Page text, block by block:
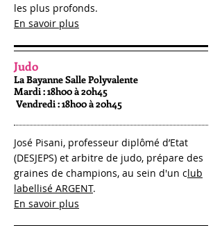
les plus profonds.
En savoir plus
Judo
La Bayanne Salle Polyvalente
Mardi : 18h00 à 20h45
Vendredi : 18h00 à 20h45
José Pisani, professeur diplômé d’Etat
(DESJEPS) et arbitre de judo, prépare des
graines de champions, au sein d'un club
labellisé ARGENT.
En savoir plus